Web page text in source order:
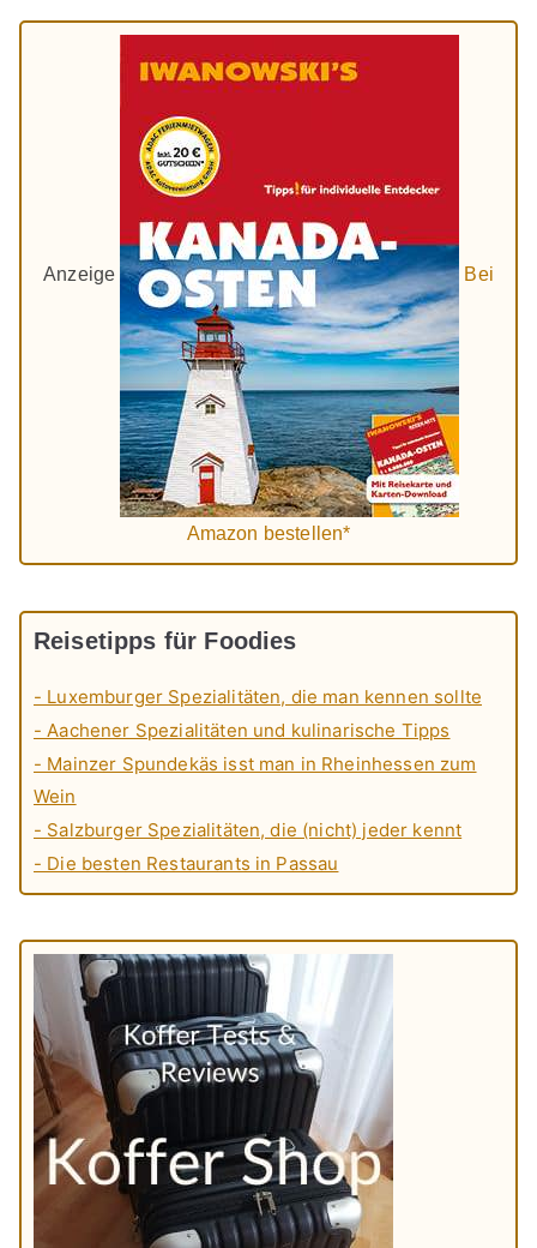
Anzeige Bei
Amazon bestellen*
Reisetipps für Foodies
- Luxemburger Spezialitäten, die man kennen sollte
- Aachener Spezialitäten und kulinarische Tipps
- Mainzer Spundekäs isst man in Rheinhessen zum
Wein
- Salzburger Spezialitäten, die (nicht) jeder kennt
- Die besten Restaurants in Passau